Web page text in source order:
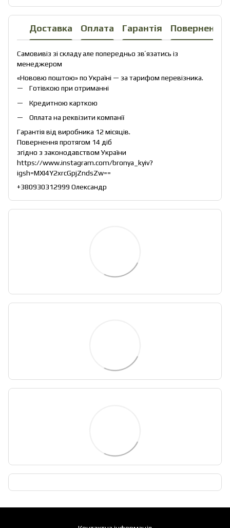
Доставка Оплата Гарантія Повернення
Самовивіз зі складу але попередньо звʼязатись із
менеджером
«Нововю поштою» по Україні — за тарифом перевізника.
Готівкою при отриманні
Кредитною карткою
Оплата на реквізити компанії
Гарантія від виробника 12 місяців.
Повернення протягом 14 діб
згідно з законодавством України
https://www.instagram.com/bronya_kyiv?
igsh=MXI4Y2xrcGpjZndsZw==
+380930312999 Олександр